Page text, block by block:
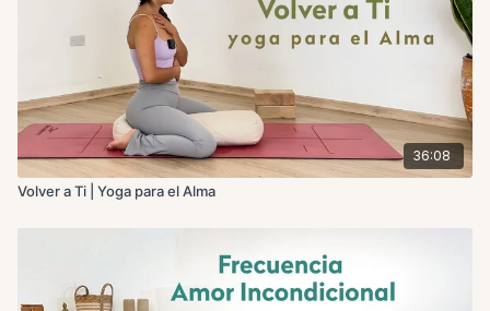
Beneficios de la Práctica:
Identificar cómo te sientes realmente y qué necesitas para
empezar el año con claridad.
Elevar tu energía con emociones como la gratitud y la
abundancia.
Cultivar la introspección y alinear tus intenciones para el
2025.
¿Cuáles son tus intenciones para este nuevo ciclo?
36:08
Volver a Ti | Yoga para el Alma